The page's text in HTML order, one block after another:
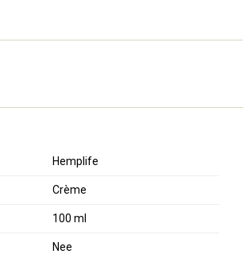
Hemplife
Crème
100 ml
Nee